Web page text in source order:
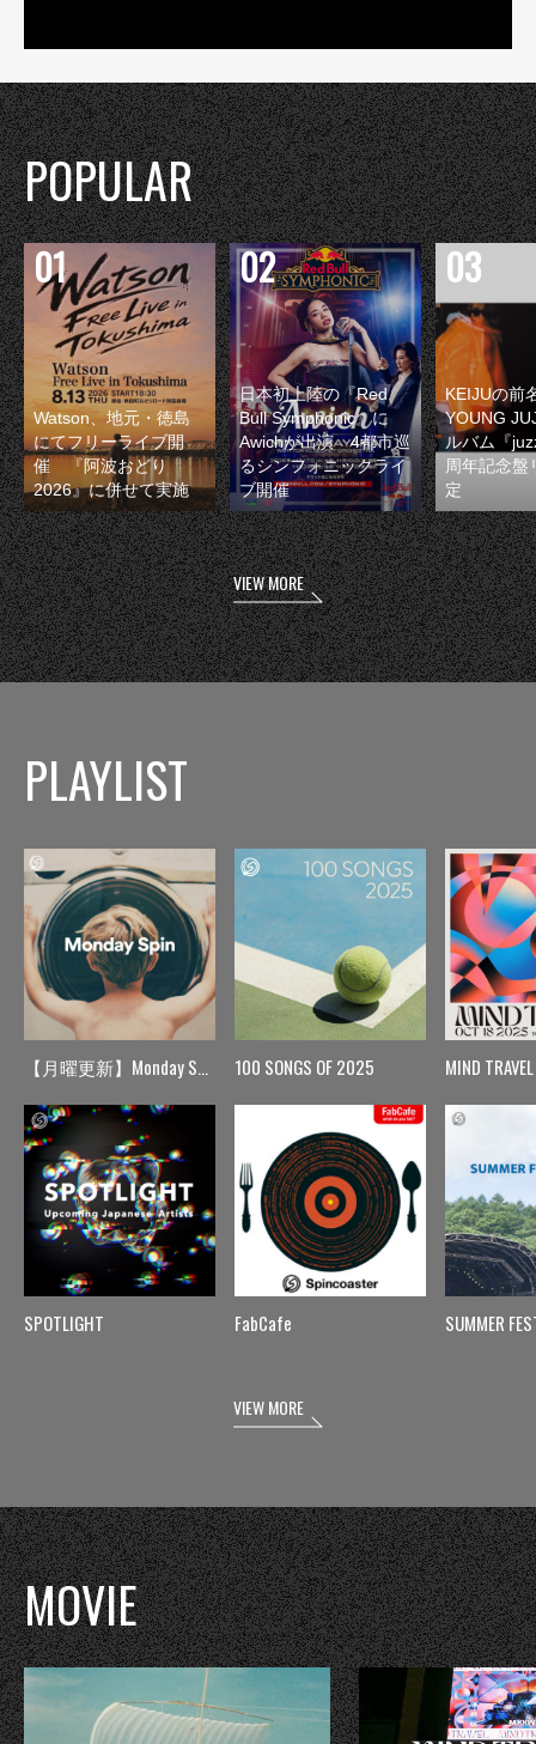
POPULAR
Watson、地元・徳島
にてフリーライブ開
催 『阿波おどり
2026』に併せて実施
日本初上陸の『Red
Bull Symphonic』に
Awichが出演 4都市巡
るシンフォニックライ
ブ開催
KEIJUの前
YOUNG
ルバム『
周年記念盤
定
VIEW MORE
PLAYLIST
【月曜更新】Monday Spin
SPOTLIGHT
100 SONGS OF 2025
FabCafe
MIND TRAVEL
SUMMER
VIEW MORE
MOVIE